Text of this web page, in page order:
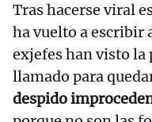
Tras hacerse viral
ha vuelto a escribir
exjefes han visto
llamado para
despido